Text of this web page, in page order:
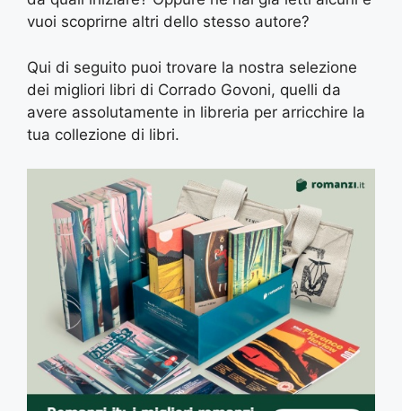
vuoi scoprirne altri dello stesso autore?
Qui di seguito puoi trovare la nostra selezione
dei migliori libri di Corrado Govoni, quelli da
avere assolutamente in libreria per arricchire la
tua collezione di libri.